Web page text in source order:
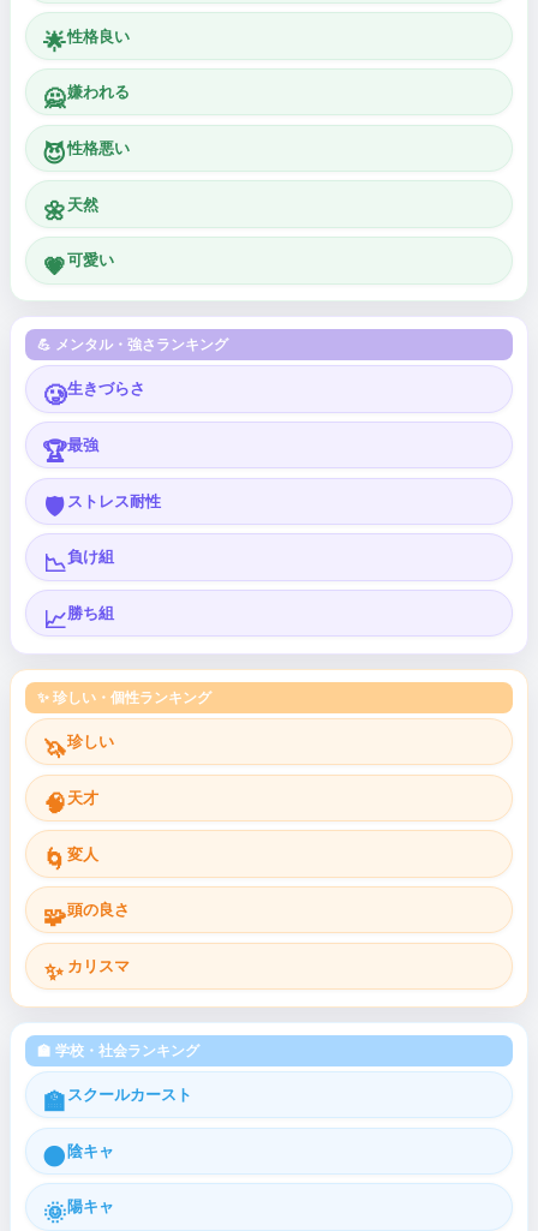
🌟性格良い
🙅嫌われる
😈性格悪い
🌼 天然
💗可愛い
💪 メンタル・強さランキング
🥲生きづらさ
🏆最強
🛡️ ストレス耐性
📉負け組
📈勝ち組
✨ 珍しい・個性ランキング
🦄珍しい
🧠 天才
🌀 変人
🧩頭の良さ
✨ カリスマ
🏫 学校・社会ランキング
🏫 スクールカースト
🌑陰キャ
🌞 陽キャ